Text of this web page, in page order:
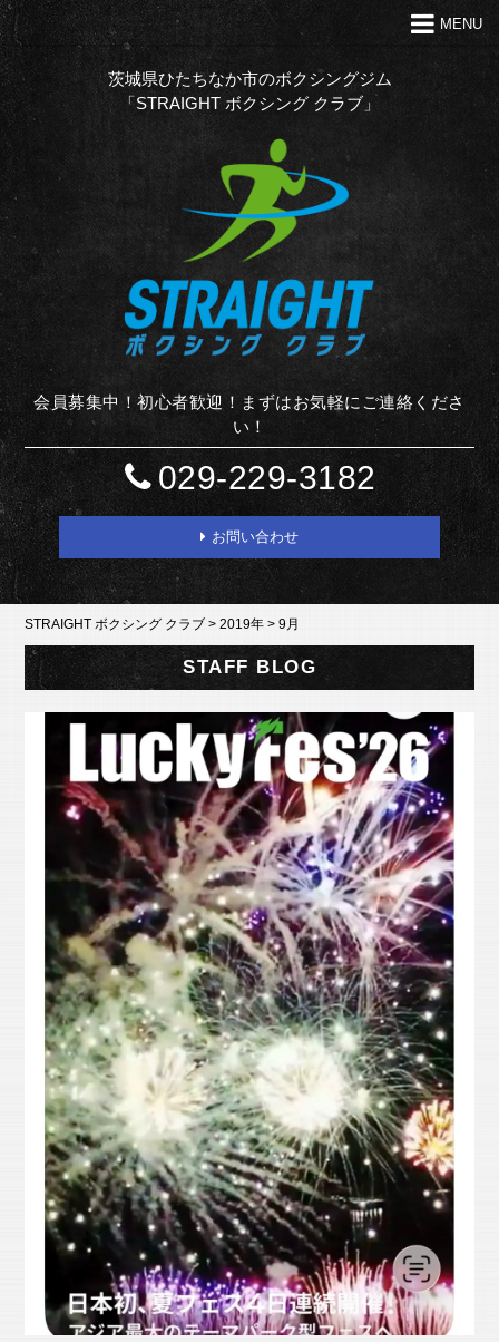
クラブの特徴
代表あいさつ
Ｑ＆Ａ
入会案内
お問い合わせ
お知らせ
STAFF BLOG
サイトマップ
MENU
茨城県ひたちなか市のボクシングジム
「STRAIGHT ボクシング クラブ」
会員募集中！初心者歓迎！まずはお気軽にご連絡くださ
い！
029-229-3182
お問い合わせ
STRAIGHT ボクシング クラブ >2019年 >9月
STAFF BLOG